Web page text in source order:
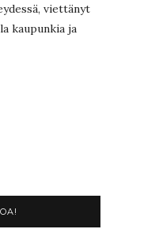
viettänyt
kaupunkia ja